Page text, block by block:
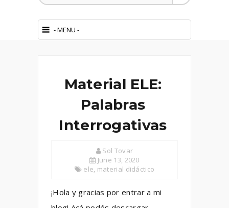
Material ELE:
Palabras
Interrogativas
Sol Tovar
June 13, 2020
ele, material didáctico
¡Hola y gracias por entrar a mi